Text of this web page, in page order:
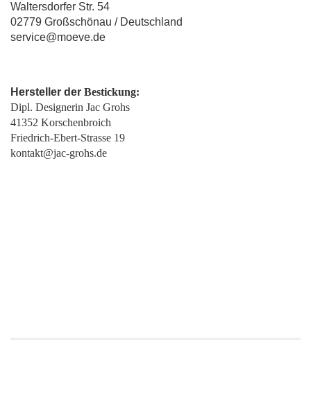
Waltersdorfer Str. 54
02779 Großschönau / Deutschland
service@moeve.de
Hersteller der Bestickung:
Dipl. Designerin Jac Grohs
41352 Korschenbroich
Friedrich-Ebert-Strasse 19
kontakt@jac-grohs.de